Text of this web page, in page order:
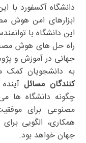
دانشگاه آکسفورد با
ابزارهای امن هوش
این دانشگاه با
راه حل های هوش
جهانی در آموزش و
به دانشجویان
کنندگان مسائل
چگونه دانشگاه ها
مصنوعی برای
همکاری، الگویی
جهان خواهد بود.